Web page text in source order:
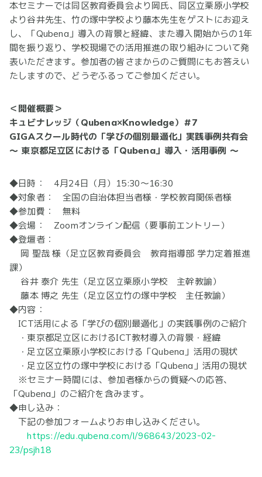
本セミナーでは同区教育委員会より岡氏、同区立栗原小学校
より谷井先生、竹の塚中学校より藤本先生をゲストにお迎え
し、「Qubena」導入の背景と経緯、また導入開始からの1年
間を振り返り、学校現場での活用推進の取り組みについて発
表いただきます。参加者の皆さまからのご質問にもお答えい
たしますので、どうぞふるってご参加ください。
＜開催概要＞
キュビナレッジ（Qubena×Knowledge）＃7
GIGAスクール時代の「学びの個別最適化」実践事例共有会
～ 東京都足立区における「Qubena」導入・活用事例 ～
◆日時： 4月24日（月）15:30～16:30
◆対象者： 全国の自治体担当者様・学校教育関係者様
◆参加費： 無料
◆会場： Zoomオンライン配信（要事前エントリー）
◆登壇者：
岡 聖哉 様（足立区教育委員会 教育指導部 学力定着推進
課）
谷井 泰介 先生（足立区立栗原小学校 主幹教諭）
藤本 博之 先生（足立区立竹の塚中学校 主任教諭）
◆内容：
ICT活用による「学びの個別最適化」の実践事例のご紹介
・東京都足立区におけるICT教材導入の背景・経緯
・足立区立栗原小学校における「Qubena」活用の現状
・足立区立竹の塚中学校における「Qubena」活用の現状
※セミナー時間には、参加者様からの質疑への応答、
「Qubena」のご紹介を含みます。
◆申し込み：
下記の参加フォームよりお申し込みください。
https://edu.qubena.com/l/968643/2023-02-
23/psjh18